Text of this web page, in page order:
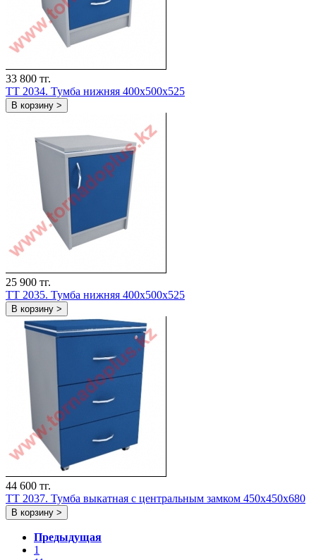
33 800 тг.
TT 2034. Тумба нижняя 400х500х525
В корзину >
25 900 тг.
TT 2035. Тумба нижняя 400х500х525
В корзину >
44 600 тг.
TT 2037. Тумба выкатная с центральным замком 450х450х680
В корзину >
Предыдущая
1